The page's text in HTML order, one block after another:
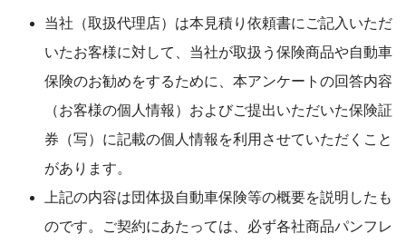
当社（取扱代理店）は本見積り依頼書にご記入いただ
いたお客様に対して、当社が取扱う保険商品や自動車
保険のお勧めをするために、本アンケートの回答内容
（お客様の個人情報）およびご提出いただいた保険証
券（写）に記載の個人情報を利用させていただくこと
があります。
上記の内容は団体扱自動車保険等の概要を説明したも
のです。ご契約にあたっては、必ず各社商品パンフレ